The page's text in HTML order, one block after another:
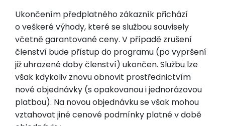
Ukončením předplatného zákazník přichází
o veškeré výhody, které se službou souvisely
včetně garantované ceny. V případě zrušení
členství bude přístup do programu (po vypršení
již uhrazené doby členství) ukončen. Službu lze
však kdykoliv znovu obnovit prostřednictvím
nové objednávky (s opakovanou i jednorázovou
platbou). Na novou objednávku se však mohou
vztahovat jiné cenové podmínky platné v době